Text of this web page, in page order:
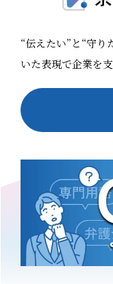
吸収された結果、業務
制度として２週間の
す。 仕事をしていくうえで疑問に思ったことを質問でき、回答を
得ることで本当に自身
はずです。 また、当日受講できないメンバーがいることや、入社
ただくことも可能です。
テストを実施してほしい」 「〇〇のことを中心に
い」など、 一社一社に合わせた研修・講習を実現させています。
お気軽にご相談ください スタッフ一人一人のコンプライ
識を高め、リスクマ
容となっております。 サブスクプランの方は６か月おきに無料で
受講する特権を無駄にしな
るためにも、正しい
店。 気になる方はぜひ、本コラムが掲載されている全国理美容新
聞をお手に取ってみてください！ 全国理
“伝えたい”と“守り
いた表現で企業を